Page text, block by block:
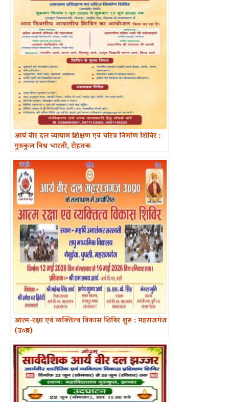
आर्य वीर दल व्यायाम प्रशिक्षण एवं चरित्र निर्माण शिविर :
गुरुकुल विश्व भारती, रोहतक
आत्म-रक्षा एवं व्यक्तित्व विकास शिविर शुरू : महराजगंज
(उ०प्र०)